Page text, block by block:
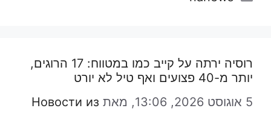
רוסיה ירתה על קייב כמו במטווח: 17 הרוגים,
יותר מ-40 פצועים ואף טיל לא יורט
5 אוגוסט 2026, 13:06,
מאת Новости из